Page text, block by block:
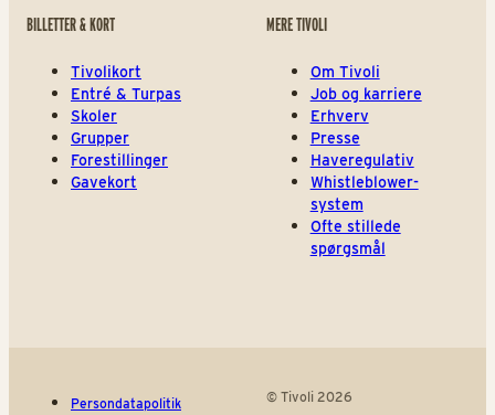
BILLETTER & KORT
Tivolikort
Entré & Turpas
Skoler
Grupper
Forestillinger
Gavekort
MERE TIVOLI
Om Tivoli
Job og karriere
Erhverv
Presse
Haveregulativ
Whistleblower-
system
Ofte stillede
spørgsmål
Persondatapolitik
© Tivoli 2026